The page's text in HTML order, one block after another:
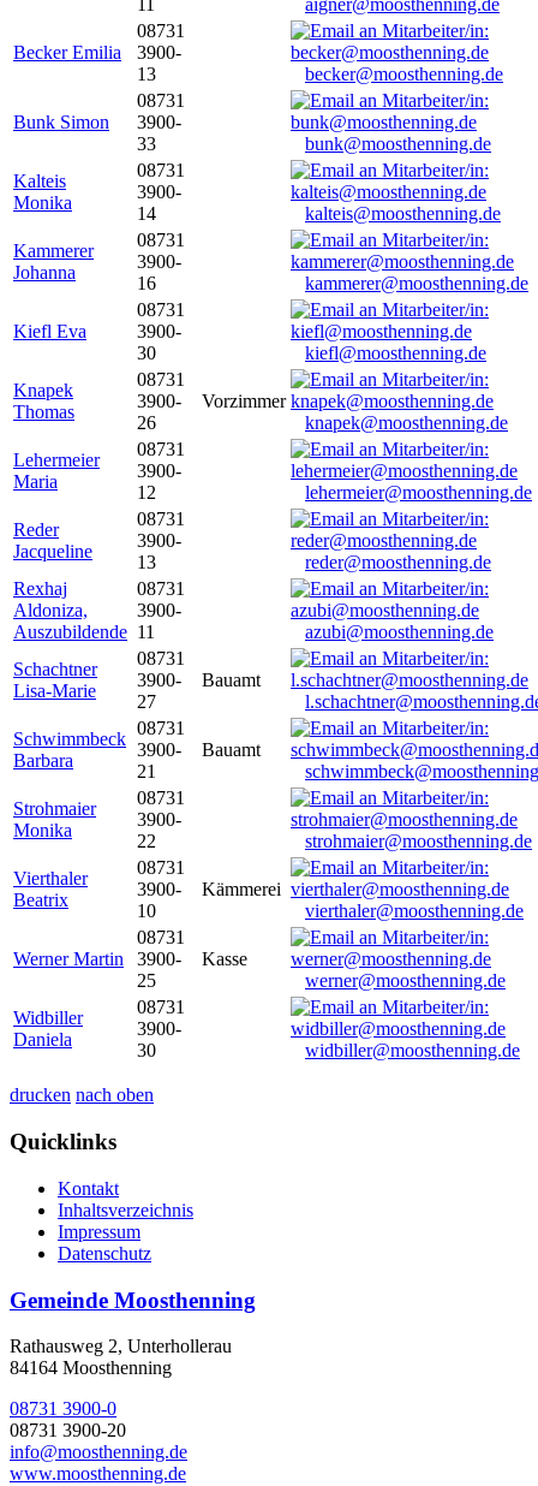
aigner@moosthenning.de
Becker Emilia
08731
3900-
13
becker@moosthenning.de
Bunk Simon
08731
3900-
33
bunk@moosthenning.de
Kalteis
Monika
08731
3900-
14
kalteis@moosthenning.de
Kammerer
Johanna
08731
3900-
16
kammerer@moosthenning.de
Kiefl Eva
08731
3900-
30
kiefl@moosthenning.de
Knapek
Thomas
08731
3900-
26
Vorzimmer
knapek@moosthenning.de
Lehermeier
Maria
08731
3900-
12
lehermeier@moosthenning.de
Reder
Jacqueline
08731
3900-
13
reder@moosthenning.de
Rexhaj
Aldoniza,
Auszubildende
08731
3900-
11
azubi@moosthenning.de
Schachtner
Lisa-Marie
08731
3900-
27
Bauamt
Schwimmbeck
Barbara
08731
3900-
21
Bauamt
Strohmaier
Monika
08731
3900-
22
strohmaier@moosthenning.de
Vierthaler
Beatrix
08731
3900-
10
Kämmerei
vierthaler@moosthenning.de
Werner Martin
08731
3900-
25
Kasse
werner@moosthenning.de
Widbiller
Daniela
08731
3900-
30
widbiller@moosthenning.de
drucken nach oben
Quicklinks
Kontakt
Inhaltsverzeichnis
Impressum
Datenschutz
Gemeinde Moosthenning
Rathausweg 2, Unterhollerau
84164 Moosthenning
08731 3900-0
08731 3900-20
info@moosthenning.de
www.moosthenning.de